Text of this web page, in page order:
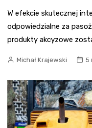
W efekcie skutecznej
odpowiedzialne za
produkty akcyzowe
Michał Krajewski 5